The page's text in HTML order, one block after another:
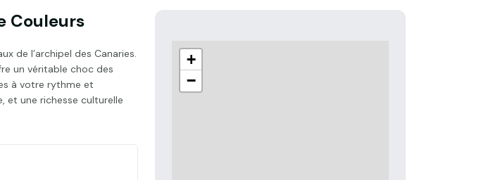
Couleurs
de l’archipel des Canaries.
un véritable choc des
à votre rythme et
et une richesse culturelle
+
−